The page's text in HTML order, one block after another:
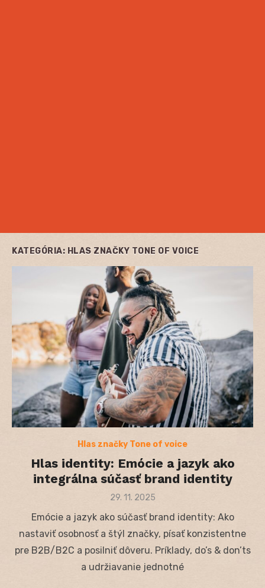
KATEGÓRIA: HLAS ZNAČKY TONE OF VOICE
Hlas značky Tone of voice
Hlas identity: Emócie a jazyk ako
integrálna súčasť brand identity
Posted
29. 11. 2025
Emócie a jazyk ako súčasť brand identity: Ako
nastaviť osobnosť a štýl značky, písať konzistentne
pre B2B/B2C a posilniť dôveru. Príklady, do’s & don’ts
a udržiavanie jednotné